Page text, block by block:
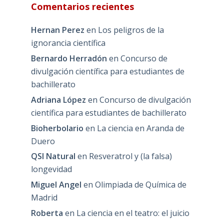
Comentarios recientes
Hernan Perez en Los peligros de la
ignorancia científica
Bernardo Herradón en Concurso de
divulgación científica para estudiantes de
bachillerato
Adriana López en Concurso de divulgación
científica para estudiantes de bachillerato
Bioherbolario en La ciencia en Aranda de
Duero
QSI Natural en Resveratrol y (la falsa)
longevidad
Miguel Angel en Olimpiada de Química de
Madrid
Roberta en La ciencia en el teatro: el juicio